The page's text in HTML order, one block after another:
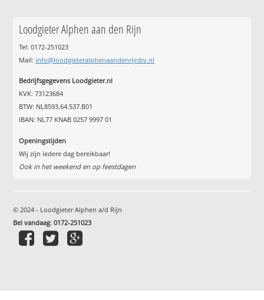
Loodgieter Alphen aan den Rijn
Tel: 0172-251023
Mail: info@loodgieteralphenaandenrijnbv.nl
Bedrijfsgegevens Loodgieter.nl
KVK: 73123684
BTW: NL8593.64.537.B01
IBAN: NL77 KNAB 0257 9997 01
Openingstijden
Wij zijn iedere dag bereikbaar!
Ook in het weekend en op feestdagen
© 2024 - Loodgieter Alphen a/d Rijn
Bel vandaag:0172-251023